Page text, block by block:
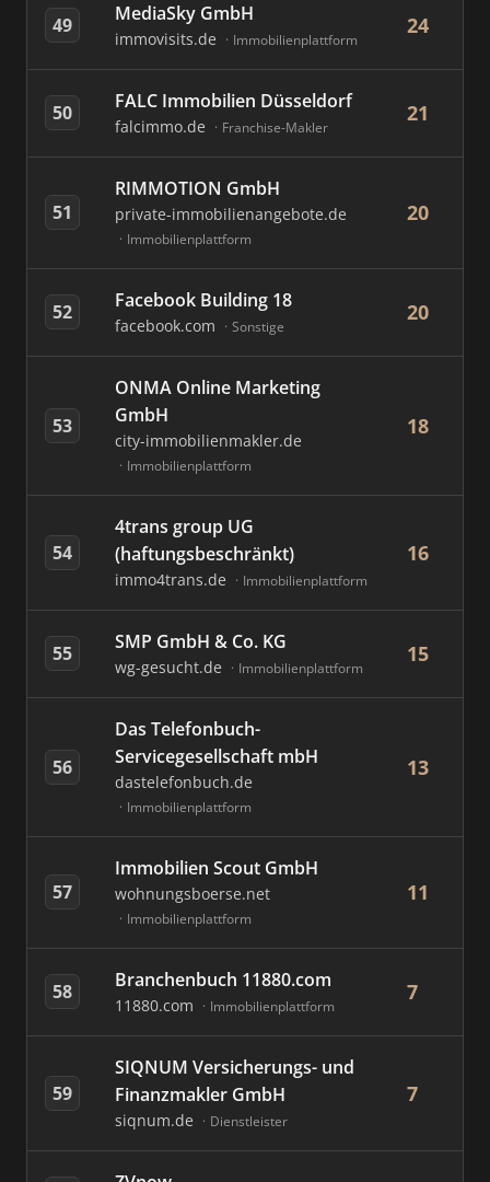
49 MediaSky GmbH
immovisits.de Immobilienplattform
24
50 FALC Immobilien Düsseldorf
falcimmo.de Franchise-Makler
21
51
RIMMOTION GmbH
private-immobilienangebote.de
Immobilienplattform
20
52 Facebook Building 18
facebook.com Sonstige
20
53
ONMA Online Marketing
GmbH
city-immobilienmakler.de
Immobilienplattform
18
54
4trans group UG
(haftungsbeschränkt)
immo4trans.de Immobilienplattform
16
55 SMP GmbH & Co. KG
wg-gesucht.de Immobilienplattform
15
56
Das Telefonbuch-
Servicegesellschaft mbH
dastelefonbuch.de
Immobilienplattform
13
57
Immobilien Scout GmbH
wohnungsboerse.net
Immobilienplattform
11
58 Branchenbuch 11880.com
11880.com Immobilienplattform
7
59
SIQNUM Versicherungs- und
Finanzmakler GmbH
siqnum.de Dienstleister
7